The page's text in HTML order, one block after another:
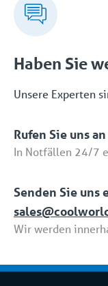
(Sicherheit) und
Haben Sie
Unsere Experten
Rufen Sie uns
In Notfällen 24/7
Senden Sie uns
Wir werden